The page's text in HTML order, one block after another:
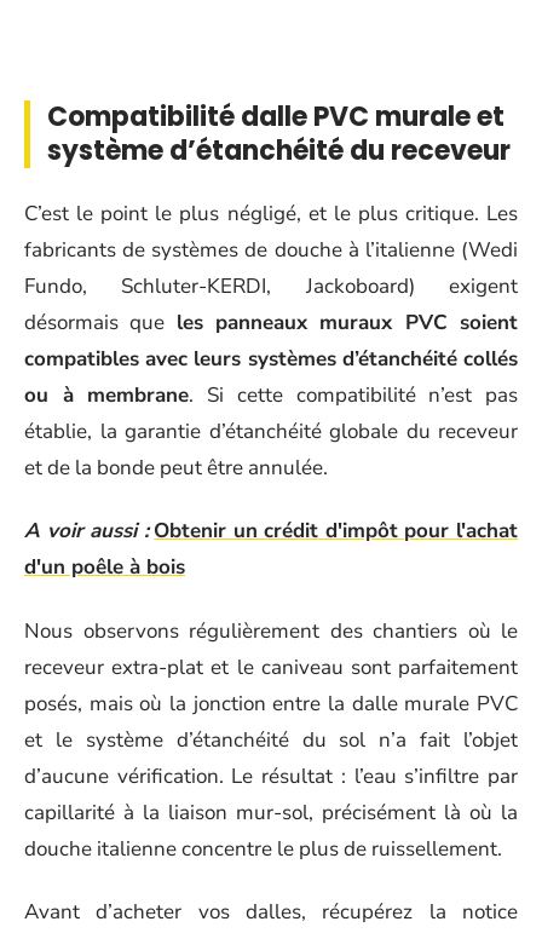
Compatibilité dalle PVC murale et
système d’étanchéité du receveur
C’est le point le plus négligé, et le plus critique. Les
fabricants de systèmes de douche à l’italienne (Wedi
Fundo, Schluter-KERDI, Jackoboard) exigent
désormais que les panneaux muraux PVC soient
compatibles avec leurs systèmes d’étanchéité collés
ou à membrane. Si cette compatibilité n’est pas
établie, la garantie d’étanchéité globale du receveur
et de la bonde peut être annulée.
A voir aussi : Obtenir un crédit d'impôt pour l'achat
d'un poêle à bois
Nous observons régulièrement des chantiers où le
receveur extra-plat et le caniveau sont parfaitement
posés, mais où la jonction entre la dalle murale PVC
et le système d’étanchéité du sol n’a fait l’objet
d’aucune vérification. Le résultat : l’eau s’infiltre par
capillarité à la liaison mur-sol, précisément là où la
douche italienne concentre le plus de ruissellement.
Avant d’acheter vos dalles, récupérez la notice